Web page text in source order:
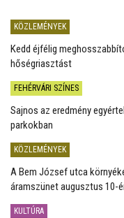
KÖZLEMÉNYEK
Kedd éjfélig
hőségriasztást
FEHÉRVÁRI SZÍNES
Sajnos az eredmény
parkokban
KÖZLEMÉNYEK
A Bem József utca
áramszünet augusztus 10-
KULTÚRA